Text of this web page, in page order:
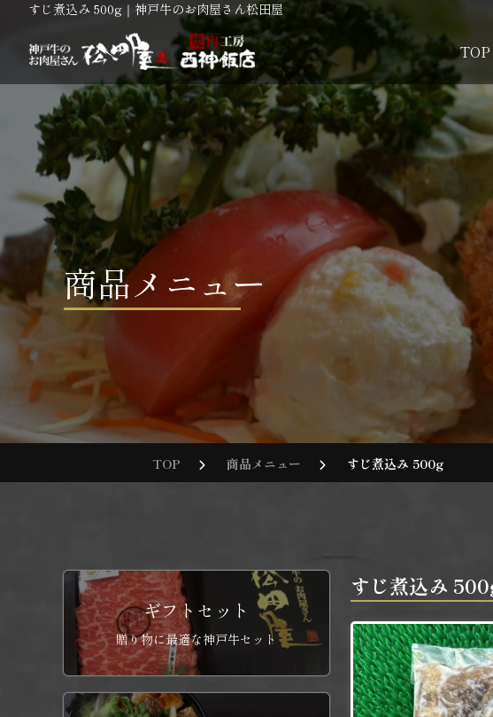
すじ煮込み 500g｜神戸牛のお肉屋さん松田屋
TOP
商品メニュー
TOP 商品メニュー すじ煮込み 500g
すじ煮込み
ギフトセット
贈り物に最適な神戸牛セット